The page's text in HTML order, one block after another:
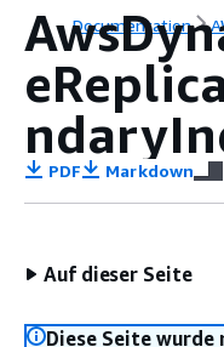
Documentation
PDF Markdown
Auf dieser Seite
Diese Seite wurde